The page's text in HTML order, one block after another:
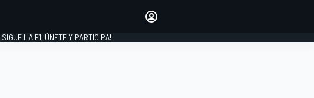
¡SIGUE LA F1, ÚNETE Y PARTICIPA!